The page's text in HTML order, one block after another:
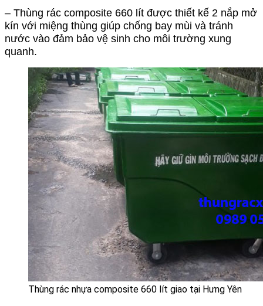
– Thùng rác composite 660 lít được thiết kế 2 nắp mở
kín với miệng thùng giúp chống bay mùi và tránh
nước vào đảm bảo vệ sinh cho môi trường xung
quanh.
Thùng rác nhựa composite 660 lít giao tại Hưng Yên